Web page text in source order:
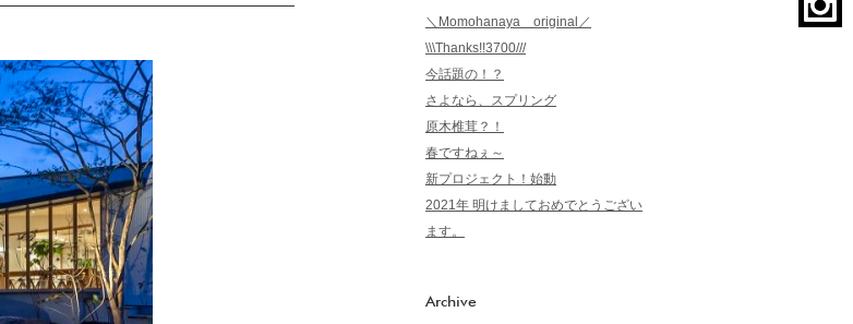
＼Momohanaya original／
\\\Thanks!!3700///
今話題の！？
さよなら、スプリング
原木椎茸？！
春ですねぇ～
新プロジェクト！始動
2021年 明けましておめでとうござい
ます。
Archive